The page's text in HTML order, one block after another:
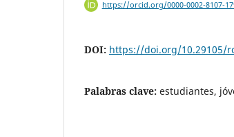
https://orcid.org/0000-0002-8107-
DOI: https://doi.org/10.29105/
Palabras clave: estudiantes,